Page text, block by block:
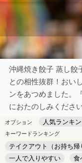
沖縄焼き餃子 蒸し餃
との相性抜群！おい
ンをあつめました。
におたのしみくださ
オプション 人気ランキ
キーワードランキング
テイクアウト（お持ち帰
一人で入りやすい
食